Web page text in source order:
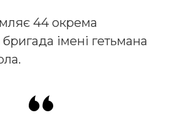
44 oкремa
імені гетьмaнa